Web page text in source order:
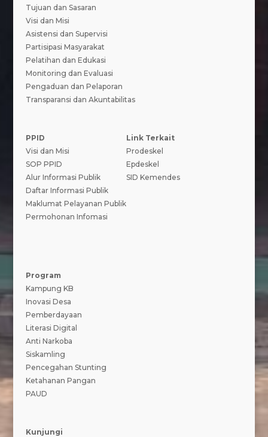
Tujuan dan Sasaran
Visi dan Misi
Asistensi dan Supervisi
Partisipasi Masyarakat
Pelatihan dan Edukasi
Monitoring dan Evaluasi
Pengaduan dan Pelaporan
Transparansi dan Akuntabilitas
PPID
Visi dan Misi
SOP PPID
Alur Informasi Publik
Daftar Informasi Publik
Maklumat Pelayanan Publik
Permohonan Infomasi
Link Terkait
Prodeskel
Epdeskel
SID Kemendes
Program
Kampung KB
Inovasi Desa
Pemberdayaan
Literasi Digital
Anti Narkoba
Siskamling
Pencegahan Stunting
Ketahanan Pangan
PAUD
Kunjungi